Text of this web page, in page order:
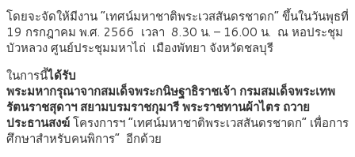
โดยจะจัดให้มีงาน “เทศน์มหาชาติพระเวสสันดรชาดก” ขึ้นในวันพุธที่
19 กรกฎาคม พ.ศ. 2566 เวลา 8.30 น. – 16.00 น. ณ หอประชุม
บัวหลวง ศูนย์ประชุมมหาไถ่ เมืองพัทยา จังหวัดชลบุรี
ในการนี้ได้รับ
พระมหากรุณาจากสมเด็จพระกนิษฐาธิราชเจ้า กรมสมเด็จพระเทพ
รัตนราชสุดาฯ สยามบรมราชกุมารี พระราชทานผ้าไตร ถวาย
ประธานสงฆ์โครงการฯ “เทศน์มหาชาติพระเวสสันดรชาดก” เพื่อการ
ศึกษาสำหรับคนพิการ” อีกด้วย